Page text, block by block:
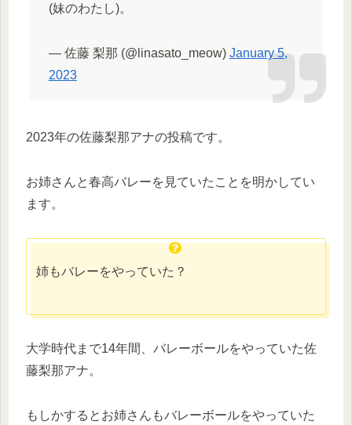
(妹のわたし)。
— 佐藤 梨那 (@linasato_meow) January 5,
2023
2023年の佐藤梨那アナの投稿です。
お姉さんと春高バレーを見ていたことを明かしてい
ます。
姉もバレーをやっていた？
大学時代まで14年間、バレーボールをやっていた佐
藤梨那アナ。
もしかするとお姉さんもバレーボールをやっていた